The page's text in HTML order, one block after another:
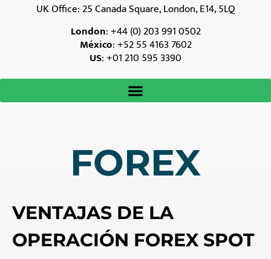
UK Office: 25 Canada Square, London, E14, 5LQ
London:+44 (0) 203 991 0502
México:+52 55 4163 7602
US:+01 210 595 3390
FOREX
VENTAJAS DE LA
OPERACIÓN FOREX SPOT